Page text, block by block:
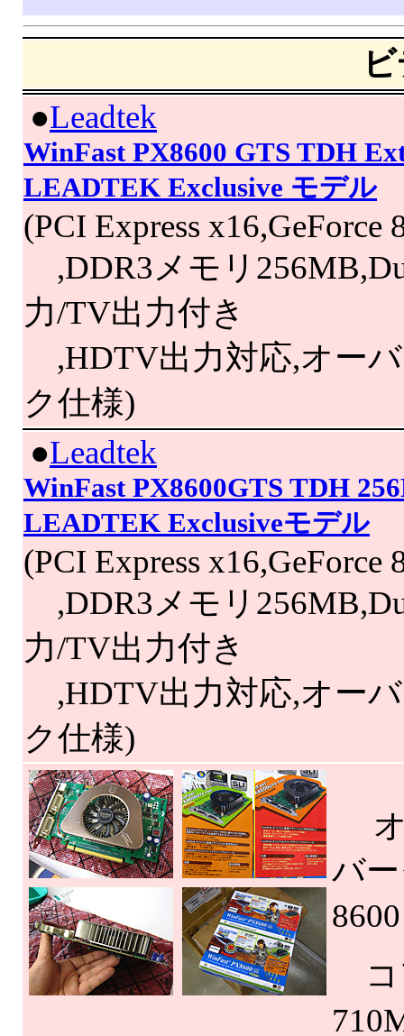
●Leadtek
WinFast PX8600 GTS TDH
LEADTEK Exclusive モデル
(PCI Express x16,GeForce
,DDR3メモリ
力/TV出力付き
,HDTV出力対応,オー
ク仕様)
●Leadtek
WinFast PX8600GTS TDH
LEADTEK Exclusiveモデル
(PCI Express x16,GeForce
,DDR3メモリ
力/TV出力付き
,HDTV出力対応,オー
ク仕様)
オ
バ
コ